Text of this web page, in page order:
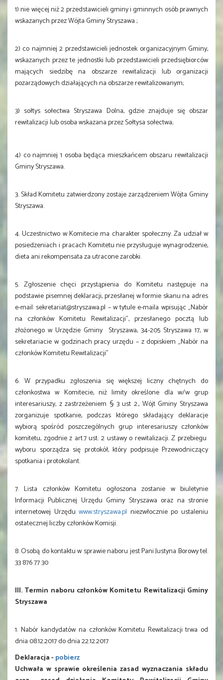
1) nie więcej niż 2 przedstawicieli gminy i gminnych osób prawnych
wskazanych przez Wójta Gminy Stryszawa ;
2) co najmniej 2 przedstawicieli jednostek organizacyjnym Gminy,
wskazanych przez te jednostki lub przedstawicieli przedsiębiorców
mających siedzibę na obszarze rewitalizacji lub organizacji
pozarządowych działających na obszarze rewitalizowanym;
3) sołtys sołectwa Stryszawa Dolna, gdzie znajduje się obszar
rewitalizacji lub osoba wskazana przez Sołtysa sołectwa;
4) co najmniej 1 osoba będąca mieszkańcem obszaru rewitalizacji
Gminy Stryszawa.
3. Skład Komitetu zatwierdzony zostaje zarządzeniem Wójta Gminy
Stryszawa.
4. Uczestnictwo w Komitecie ma charakter społeczny. Za udział w
posiedzeniach i pracach Komitetu nie przysługuje wynagrodzenie,
dieta ani rekompensata za utracone zarobki.
5. Zgłoszenie chęci przystąpienia do Komitetu następuje na
podstawie pisemnej deklaracji, przesłanej w formie skanu na adres
e-mail: sekretariat@stryszawa.pl – w tytule e-maila wpisując „Nabór
na członków Komitetu Rewitalizacji”, przesłanego pocztą lub
złożonego w Urzędzie Gminy Stryszawa, 34-205 Stryszawa 17, w
sekretariacie w godzinach pracy urzędu – z dopiskiem „Nabór na
członków Komitetu Rewitalizacji”
6. W przypadku zgłoszenia się większej liczny chętnych do
członkostwa w Komitecie, niż limity określone dla w/w grup
interesariuszy, z zastrzeżeniem § 3 ust 2., Wójt Gminy Stryszawa
zorganizuje spotkanie, podczas którego składający deklaracje
wybiorą spośród poszczególnych grup interesariuszy członków
komitetu, zgodnie z art.7 ust. 2 ustawy o rewitalizacji. Z przebiegu
wyboru sporządza się protokół, który podpisuje Przewodniczący
spotkania i protokolant.
7. Lista członków Komitetu ogłoszona zostanie w biuletynie
Informacji Publicznej Urzędu Gminy Stryszawa oraz na stronie
internetowej Urzęduwww.stryszawa.pl niezwłocznie po ustaleniu
ostatecznej liczby członków Komisji.
8. Osobą do kontaktu w sprawie naboru jest Pani Justyna Borowy tel.
33 876 77 30
III. Termin naboru członków Komitetu Rewitalizacji Gminy
Stryszawa
1. Nabór kandydatów na członków Komitetu Rewitalizacji trwa od
dnia 08.12.2017 do dnia 22.12.2017
Deklaracja -pobierz
Uchwała w sprawie określenia zasad wyznaczania składu